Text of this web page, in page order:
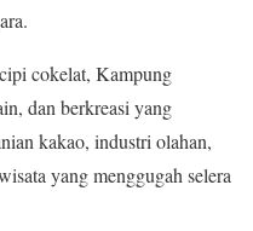
cokelat, Kampung
dan berkreasi yang
kakao, industri olahan,
yang menggugah selera